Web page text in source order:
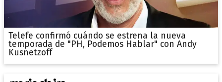
Telefe confirmó cuándo se estrena la nueva
temporada de "PH, Podemos Hablar" con Andy
Kusnetzoff